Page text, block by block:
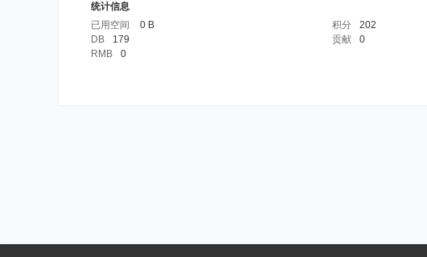
统计信息
已用空间
0 B 积分 202
DB
179 贡献 0
RMB
0